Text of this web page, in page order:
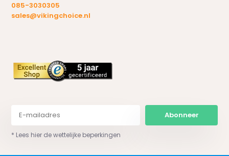
085-3030305
sales@vikingchoice.nl
Abonneer
* Lees hier de wettelijke beperkingen